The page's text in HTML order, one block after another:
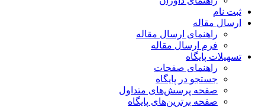
ثبت نام
ارسال مقاله
راهنمای ارسال مقاله
فرم ارسال مقاله
تسهیلات پایگاه
راهنمای صفحات
جستجو در پایگاه
صفحه پرسش‌های متداول
صفحه برترین‌های پایگاه